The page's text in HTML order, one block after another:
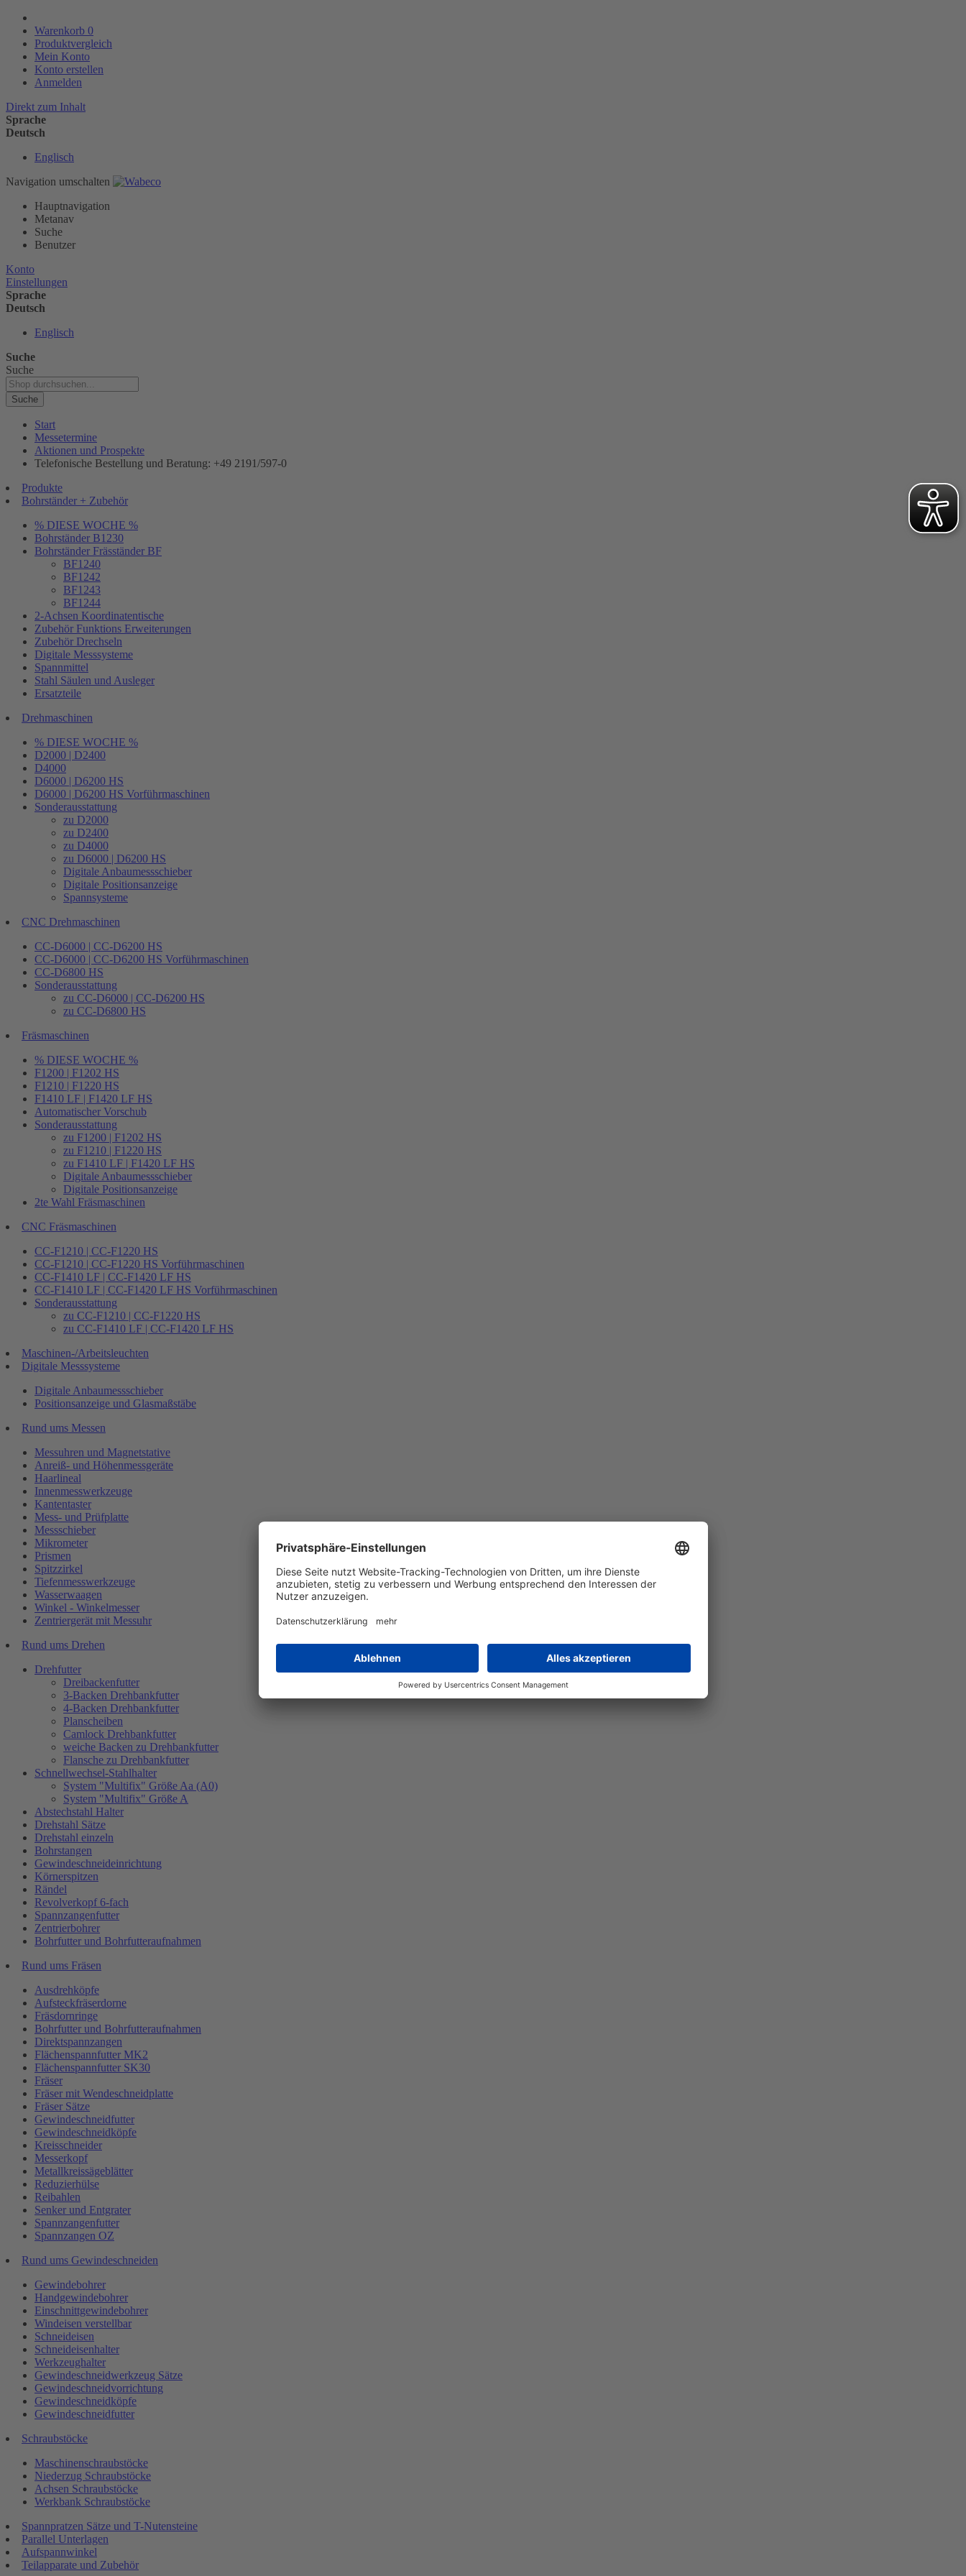
Warenkorb 0
Produktvergleich
Mein Konto
Konto erstellen
Anmelden
Direkt zum Inhalt
Sprache
Deutsch
Englisch
Navigation umschalten
Hauptnavigation
Metanav
Suche
Benutzer
Konto
Einstellungen
Sprache
Deutsch
Englisch
Suche
Suche
Suche
Start
Messetermine
Aktionen und Prospekte
Telefonische Bestellung und Beratung: +49 2191/597-0
Produkte
Bohrständer + Zubehör
% DIESE WOCHE %
Bohrständer B1230
Bohrständer Fräsständer BF
BF1240
BF1242
BF1243
BF1244
2-Achsen Koordinatentische
Zubehör Funktions Erweiterungen
Zubehör Drechseln
Digitale Messsysteme
Spannmittel
Stahl Säulen und Ausleger
Ersatzteile
Drehmaschinen
% DIESE WOCHE %
D2000 | D2400
D4000
D6000 | D6200 HS
D6000 | D6200 HS Vorführmaschinen
Sonderausstattung
zu D2000
zu D2400
zu D4000
zu D6000 | D6200 HS
Digitale Anbaumessschieber
Digitale Positionsanzeige
Spannsysteme
CNC Drehmaschinen
CC-D6000 | CC-D6200 HS
CC-D6000 | CC-D6200 HS Vorführmaschinen
CC-D6800 HS
Sonderausstattung
zu CC-D6000 | CC-D6200 HS
zu CC-D6800 HS
Fräsmaschinen
% DIESE WOCHE %
F1200 | F1202 HS
F1210 | F1220 HS
F1410 LF | F1420 LF HS
Automatischer Vorschub
Sonderausstattung
zu F1200 | F1202 HS
zu F1210 | F1220 HS
zu F1410 LF | F1420 LF HS
Digitale Anbaumessschieber
Digitale Positionsanzeige
2te Wahl Fräsmaschinen
CNC Fräsmaschinen
CC-F1210 | CC-F1220 HS
CC-F1210 | CC-F1220 HS Vorführmaschinen
CC-F1410 LF | CC-F1420 LF HS
CC-F1410 LF | CC-F1420 LF HS Vorführmaschinen
Sonderausstattung
zu CC-F1210 | CC-F1220 HS
zu CC-F1410 LF | CC-F1420 LF HS
Maschinen-/Arbeitsleuchten
Digitale Messsysteme
Digitale Anbaumessschieber
Positionsanzeige und Glasmaßstäbe
Rund ums Messen
Messuhren und Magnetstative
Anreiß- und Höhenmessgeräte
Haarlineal
Innenmesswerkzeuge
Kantentaster
Mess- und Prüfplatte
Messschieber
Mikrometer
Prismen
Spitzzirkel
Tiefenmesswerkzeuge
Wasserwaagen
Winkel - Winkelmesser
Zentriergerät mit Messuhr
Rund ums Drehen
Drehfutter
Dreibackenfutter
3-Backen Drehbankfutter
4-Backen Drehbankfutter
Planscheiben
Camlock Drehbankfutter
weiche Backen zu Drehbankfutter
Flansche zu Drehbankfutter
Schnellwechsel-Stahlhalter
System "Multifix" Größe Aa (A0)
System "Multifix" Größe A
Abstechstahl Halter
Drehstahl Sätze
Drehstahl einzeln
Bohrstangen
Gewindeschneideinrichtung
Körnerspitzen
Rändel
Revolverkopf 6-fach
Spannzangenfutter
Zentrierbohrer
Bohrfutter und Bohrfutteraufnahmen
Rund ums Fräsen
Ausdrehköpfe
Aufsteckfräserdorne
Fräsdornringe
Bohrfutter und Bohrfutteraufnahmen
Direktspannzangen
Flächenspannfutter MK2
Flächenspannfutter SK30
Fräser
Fräser mit Wendeschneidplatte
Fräser Sätze
Gewindeschneidfutter
Gewindeschneidköpfe
Kreisschneider
Messerkopf
Metallkreissägeblätter
Reduzierhülse
Reibahlen
Senker und Entgrater
Spannzangenfutter
Spannzangen OZ
Rund ums Gewindeschneiden
Gewindebohrer
Handgewindebohrer
Einschnittgewindebohrer
Windeisen verstellbar
Schneideisen
Schneideisenhalter
Werkzeughalter
Gewindeschneidwerkzeug Sätze
Gewindeschneidvorrichtung
Gewindeschneidköpfe
Gewindeschneidfutter
Schraubstöcke
Maschinenschraubstöcke
Niederzug Schraubstöcke
Achsen Schraubstöcke
Werkbank Schraubstöcke
Spannpratzen Sätze und T-Nutensteine
Parallel Unterlagen
Aufspannwinkel
Teilapparate und Zubehör